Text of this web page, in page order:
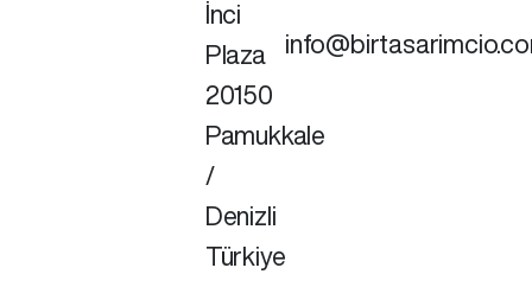
İnci
Plaza
20150
Pamukkale
/
Denizli
Türkiye